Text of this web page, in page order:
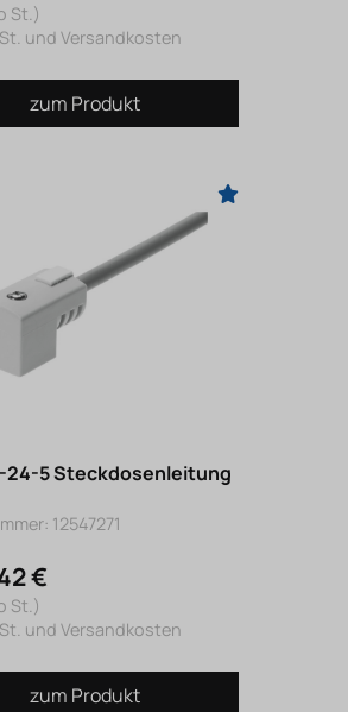
St.)
und Versandkosten
zum Produkt
24-5 Steckdosenleitung
12547271
€
St.)
und Versandkosten
zum Produkt